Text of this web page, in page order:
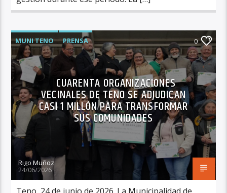
MUNI TENO PRENSA 0
CUARENTA ORGANIZACIONES
VECINALES DE TENO SE ADJUDICAN
CASI 1 MILLÓN PARA TRANSFORMAR
SUS COMUNIDADES
Rigo Muñoz
24/06/2026